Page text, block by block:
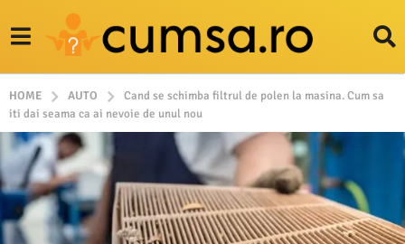
HOME AUTO
Cand se schimba filtrul de polen la masina. Cum sa
iti dai seama ca ai nevoie de unul nou